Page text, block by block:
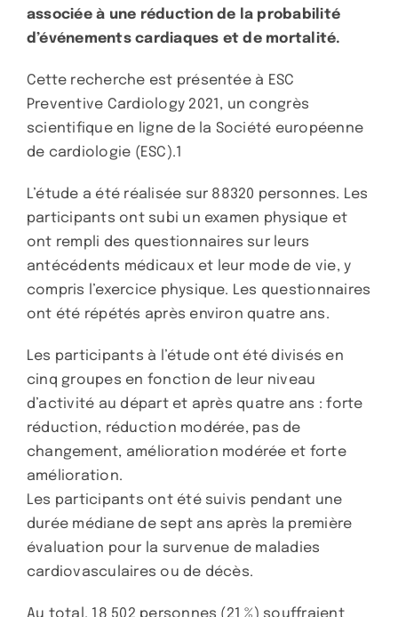
associée à une réduction de la probabilité
d’événements cardiaques et de mortalité.
Cette recherche est présentée à ESC
Preventive Cardiology 2021, un congrès
scientifique en ligne de la Société européenne
de cardiologie (ESC).1
L’étude a été réalisée sur 88320 personnes. Les
participants ont subi un examen physique et
ont rempli des questionnaires sur leurs
antécédents médicaux et leur mode de vie, y
compris l’exercice physique. Les questionnaires
ont été répétés après environ quatre ans.
Les participants à l’étude ont été divisés en
cinq groupes en fonction de leur niveau
d’activité au départ et après quatre ans : forte
réduction, réduction modérée, pas de
changement, amélioration modérée et forte
amélioration.
Les participants ont été suivis pendant une
durée médiane de sept ans après la première
évaluation pour la survenue de maladies
cardiovasculaires ou de décès.